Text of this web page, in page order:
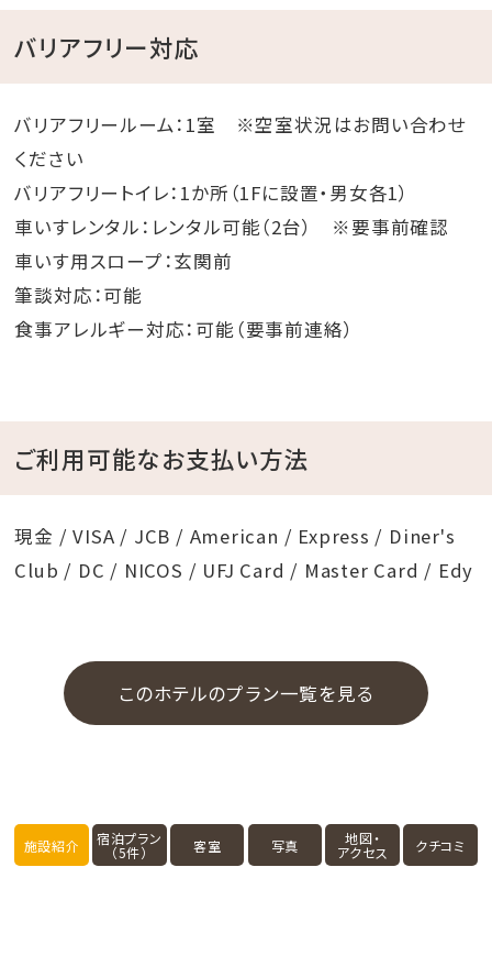
を目的として猿人の湯1Fスペースの改装工事を実施い
たします。
工事期間中は、一部作業に伴う音や振動が発生する場
合がございます。
お客様にはご不便とご迷惑をお掛けいたしますが、安全
面には十分配慮しながら工事を進めてまいりますので、
何卒ご理解とご協力を賜りますようお願い申し上げま
す。
【工事期間】令和8年7月7日（火）～令和8年8月31日
令和8年7月8日（水）～令和8年7月23日（木）の期間は
午前9時以降作業音が発生いたします。(予定)
【工事時間】
午前8時～午後5時（予定）
天然温泉 猿人の湯 1階スペース（前キッズルーム）
【営業について】
ご不明な点がございましたら、ホテルスタッフまでお気
軽にお問い合わせください。
バリアフリー対応
バリアフリールーム：1室 ※空室状況はお問い合わせ
ください
バリアフリートイレ：1か所（1Fに設置・男女各1）
車いすレンタル：レンタル可能（2台） ※要事前確認
車いす用スロープ：玄関前
筆談対応：可能
食事アレルギー対応：可能（要事前連絡）
ご利用可能なお支払い方法
現金 / VISA / JCB / American / Express / Diner's
Club / DC / NICOS / UFJ Card / Master Card / Edy
このホテルのプラン一覧を見る
施設紹介 宿泊プラン
（5件） 客室 写真 地図・
アクセス クチコミ